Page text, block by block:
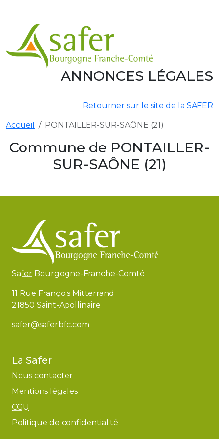
Aller au contenu principal
ANNONCES LÉGALES
Retourner sur le site de la SAFER
Accueil PONTAILLER-SUR-SAÔNE (21)
Commune de PONTAILLER-
SUR-SAÔNE (21)
Safer Bourgogne-Franche-Comté
11 Rue François Mitterrand
21850 Saint-Apollinaire
safer@saferbfc.com
La Safer
Nous contacter
Mentions légales
CGU
Politique de confidentialité